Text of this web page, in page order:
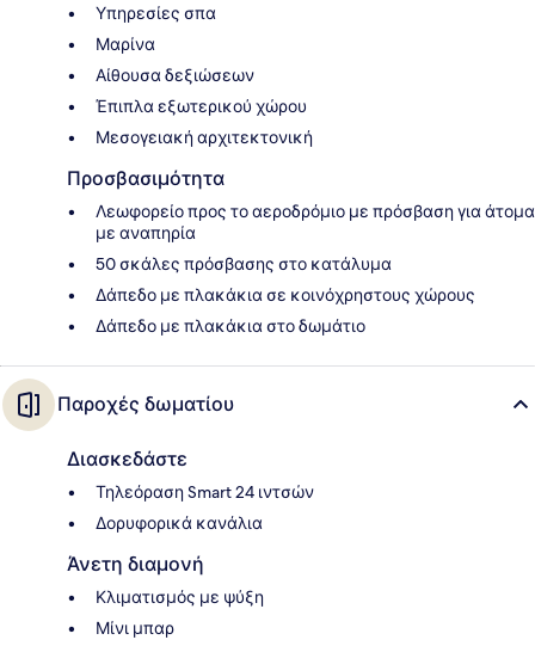
Υπηρεσίες σπα
Μαρίνα
Αίθουσα δεξιώσεων
Έπιπλα εξωτερικού χώρου
Μεσογειακή αρχιτεκτονική
Προσβασιμότητα
Λεωφορείο προς το αεροδρόμιο με πρόσβαση για άτομα
με αναπηρία
50 σκάλες πρόσβασης στο κατάλυμα
Δάπεδο με πλακάκια σε κοινόχρηστους χώρους
Δάπεδο με πλακάκια στο δωμάτιο
Παροχές δωματίου
Διασκεδάστε
Τηλεόραση Smart 24 ιντσών
Δορυφορικά κανάλια
Άνετη διαμονή
Κλιματισμός με ψύξη
Μίνι μπαρ